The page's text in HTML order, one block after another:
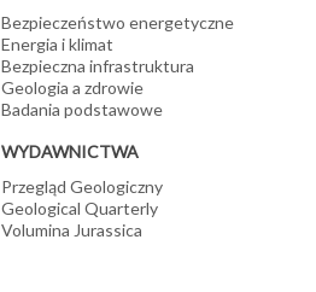
Bezpieczeństwo energetyczne
Energia i klimat
Bezpieczna infrastruktura
Geologia a zdrowie
Badania podstawowe
WYDAWNICTWA
Przegląd Geologiczny
Geological Quarterly
Volumina Jurassica